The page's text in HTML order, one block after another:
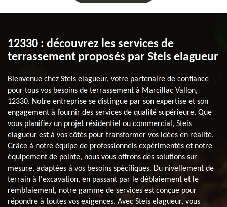
12330 : découvrez les services de
terrassement proposés par Steis elagueur
Bienvenue chez Steis elagueur, votre partenaire de confiance
pour tous vos besoins de terrassement à Marcillac Vallon,
12330. Notre entreprise se distingue par son expertise et son
engagement à fournir des services de qualité supérieure. Que
vous planifiez un projet résidentiel ou commercial, Steis
elagueur est à vos côtés pour transformer vos idées en réalité.
Grâce à notre équipe de professionnels expérimentés et notre
équipement de pointe, nous vous offrons des solutions sur
mesure, adaptées à vos besoins spécifiques. Du nivellement de
terrain à l'excavation, en passant par le déblaiement et le
remblaiement, notre gamme de services est conçue pour
répondre à toutes vos exigences. Avec Steis elagueur, vous